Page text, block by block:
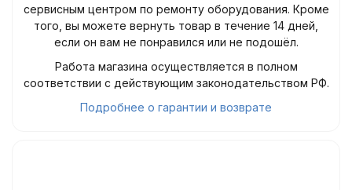
сервисным центром по ремонту оборудования. Кроме
того, вы можете вернуть товар в течение 14 дней,
если он вам не понравился или не подошёл.
Работа магазина осуществляется в полном
соответствии с действующим законодательством РФ.
Подробнее о гарантии и возврате